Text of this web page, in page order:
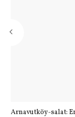
Arnavutköy-salat: